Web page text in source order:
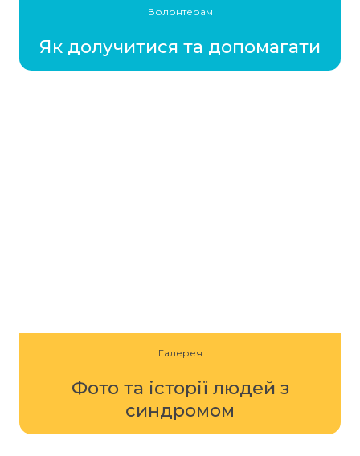
Волонтерам
Як долучитися та допомагати
Галерея
Фото та історії людей з
синдромом